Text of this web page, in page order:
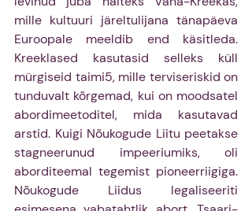
mille kultuuri järeltulijana tänapäeva
Euroopale meeldib end käsitleda.
Kreeklased kasutasid selleks küll
mürgiseid taimi5, mille terviseriskid on
tunduvalt kõrgemad, kui on moodsatel
abordimeetoditel, mida kasutavad
arstid. Kuigi Nõukogude Liitu peetakse
stagneerunud impeeriumiks, oli
aborditeemal tegemist pioneerriigiga.
Nõukogude Liidus legaliseeriti